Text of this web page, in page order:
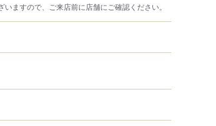
ますので、ご来店前に店舗にご確認ください。